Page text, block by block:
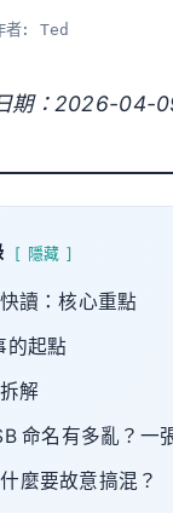
者:Ted
期：2026-04-
隱藏
快讀：核心重點
的起點
解
命名有多亂？一
麼要故意搞混？